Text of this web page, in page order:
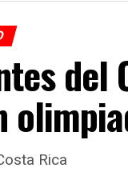
del
Rica